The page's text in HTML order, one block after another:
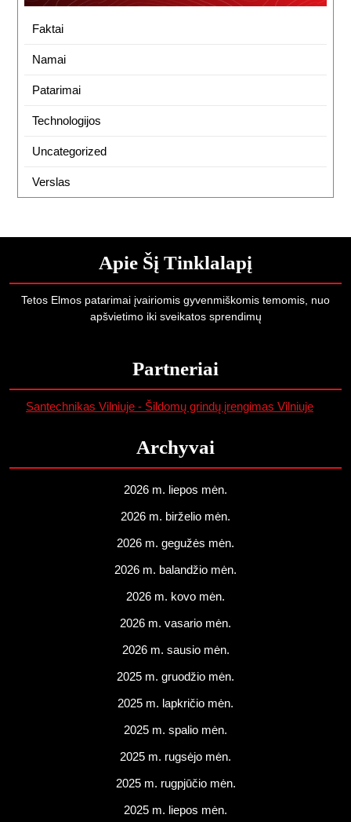
Faktai
Namai
Patarimai
Technologijos
Uncategorized
Verslas
Apie Šį Tinklalapį
Tetos Elmos patarimai įvairiomis gyvenmiškomis temomis, nuo
apšvietimo iki sveikatos sprendimų
Partneriai
Santechnikas Vilniuje - Šildomų grindų įrengimas Vilniuje
Archyvai
2026 m. liepos mėn.
2026 m. birželio mėn.
2026 m. gegužės mėn.
2026 m. balandžio mėn.
2026 m. kovo mėn.
2026 m. vasario mėn.
2026 m. sausio mėn.
2025 m. gruodžio mėn.
2025 m. lapkričio mėn.
2025 m. spalio mėn.
2025 m. rugsėjo mėn.
2025 m. rugpjūčio mėn.
2025 m. liepos mėn.